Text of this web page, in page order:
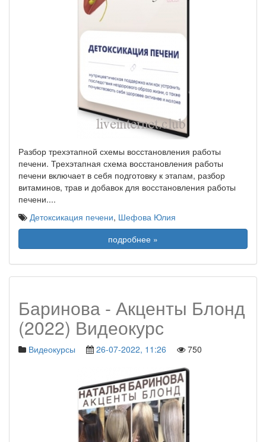
Разбор трехэтапной схемы восстановления работы
печени. Трехэтапная схема восстановления работы
печени включает в себя подготовку к этапам, разбор
витаминов, трав и добавок для восстановления работы
печени.‌...
Детоксикация печени, Шефова Юлия
подробнее »
Баринова - Акценты Блонд
(2022) Видеокурс
Видеокурсы 26-07-2022, 11:26 750